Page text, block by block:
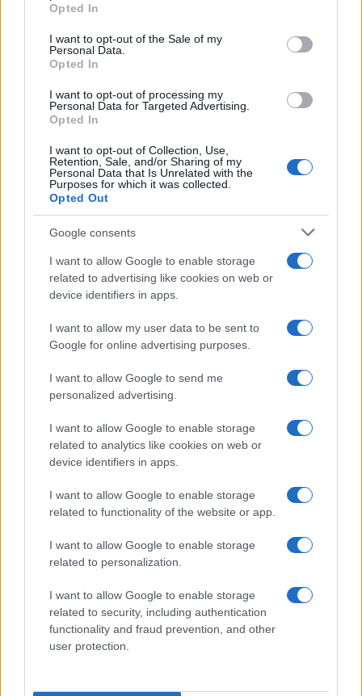
use your data for below specified purposes in below Google
consent section.
Opted In
I want to opt-out of the Sale of my
Personal Data.
Opted In
I want to opt-out of processing my
Personal Data for Targeted Advertising.
Opted In
I want to opt-out of Collection, Use,
Retention, Sale, and/or Sharing of my
Personal Data that Is Unrelated with the
Purposes for which it was collected.
Opted Out
Google consents
I want to allow Google to enable storage
related to advertising like cookies on web or
device identifiers in apps.
I want to allow my user data to be sent to
Google for online advertising purposes.
I want to allow Google to send me
personalized advertising.
I want to allow Google to enable storage
related to analytics like cookies on web or
device identifiers in apps.
I want to allow Google to enable storage
related to functionality of the website or app.
I want to allow Google to enable storage
related to personalization.
I want to allow Google to enable storage
related to security, including authentication
functionality and fraud prevention, and other
user protection.
Continua a leggere
vendute in Italia
Francesca Lombardi · 8 Ago 2026
MOTORI